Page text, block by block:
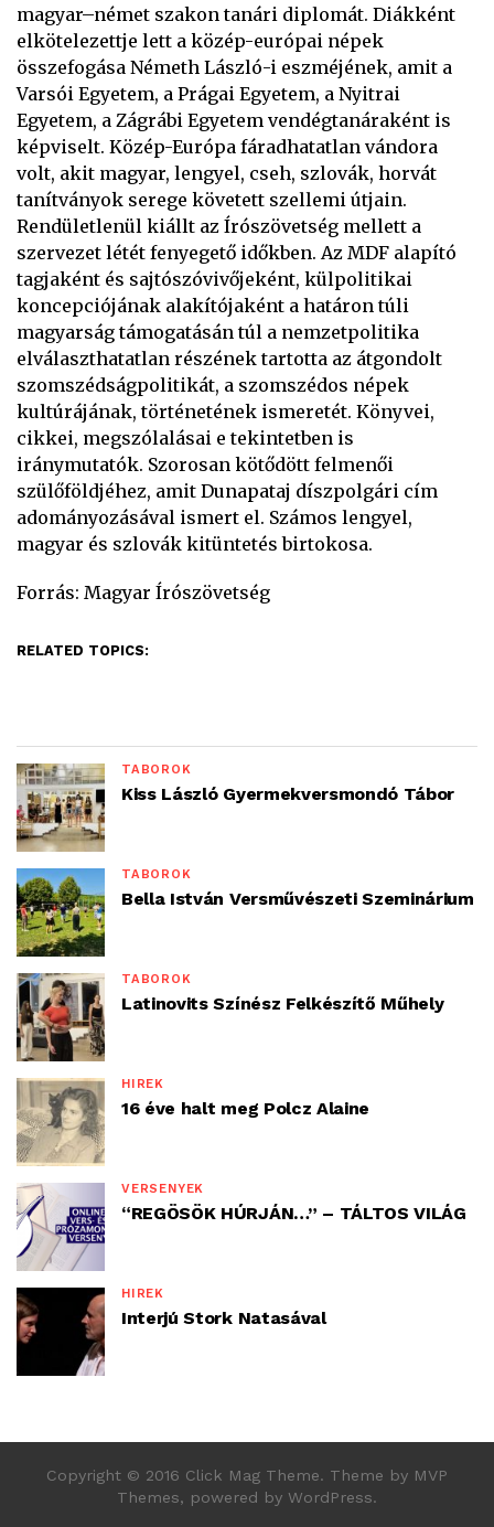
magyar–német szakon tanári diplomát. Diákként
elkötelezettje lett a közép-európai népek
összefogása Németh László-i eszméjének, amit a
Varsói Egyetem, a Prágai Egyetem, a Nyitrai
Egyetem, a Zágrábi Egyetem vendégtanáraként is
képviselt. Közép-Európa fáradhatatlan vándora
volt, akit magyar, lengyel, cseh, szlovák, horvát
tanítványok serege követett szellemi útjain.
Rendületlenül kiállt az Írószövetség mellett a
szervezet létét fenyegető időkben. Az MDF alapító
tagjaként és sajtószóvivőjeként, külpolitikai
koncepciójának alakítójaként a határon túli
magyarság támogatásán túl a nemzetpolitika
elválaszthatatlan részének tartotta az átgondolt
szomszédságpolitikát, a szomszédos népek
kultúrájának, történetének ismeretét. Könyvei,
cikkei, megszólalásai e tekintetben is
iránymutatók. Szorosan kötődött felmenői
szülőföldjéhez, amit Dunapataj díszpolgári cím
adományozásával ismert el. Számos lengyel,
magyar és szlovák kitüntetés birtokosa.
Forrás: Magyar Írószövetség
RELATED TOPICS:
TÁBOROK
Kiss László Gyermekversmondó Tábor
TÁBOROK
Bella István Versművészeti Szeminárium
TÁBOROK
Latinovits Színész Felkészítő Műhely
HÍREK
16 éve halt meg Polcz Alaine
VERSENYEK
“REGÖSÖK HÚRJÁN…” – TÁLTOS VILÁG
HÍREK
Interjú Stork Natasával
Copyright © 2016 Click Mag Theme. Theme by MVP
Themes, powered by WordPress.